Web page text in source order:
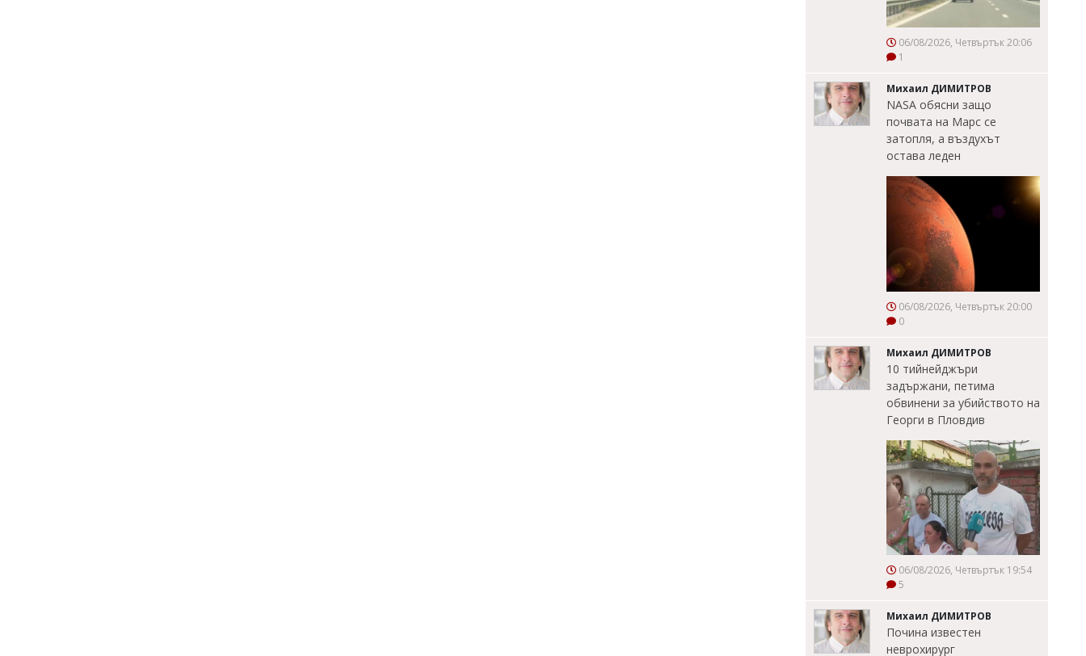
06/08/2026, Четвъртък 20:06
1
Михаил ДИМИТРОВ
NASA обясни защо
почвата на Марс се
затопля, а въздухът
остава леден
06/08/2026, Четвъртък 20:00
0
Михаил ДИМИТРОВ
10 тийнейджъри
задържани, петима
обвинени за убийството на
Георги в Пловдив
06/08/2026, Четвъртък 19:54
5
Михаил ДИМИТРОВ
Почина известен
неврохирург